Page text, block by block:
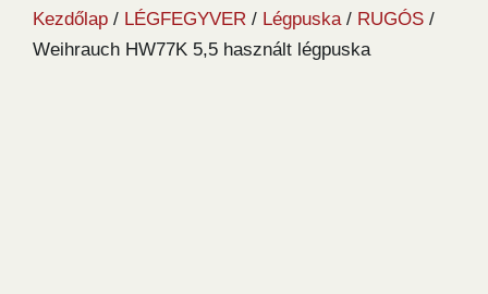
Kezdőlap / LÉGFEGYVER / Légpuska / RUGÓS /
Weihrauch HW77K 5,5 használt légpuska